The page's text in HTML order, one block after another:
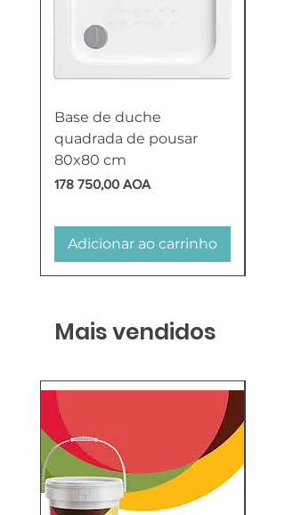
Base de duche
quadrada de pousar
80x80 cm
Preço
178 750,00 AOA
Adicionar ao carrinho
Mais vendidos